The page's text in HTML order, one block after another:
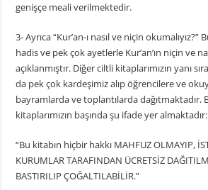
genişçe meali verilmektedir.
3- Ayrıca “Kur’an-ı nasıl ve niçin
hadis ve pek çok ayetlerle Kur’an’ın niçin ve
açıklanmıştır. Diğer ciltli kitaplarımızın yanı
da pek çok kardeşimiz alıp öğrencilere ve
bayramlarda ve toplantılarda dağıtmaktadır.
kitaplarımızın başında şu ifade yer almaktadır:
“Bu kitabın hiçbir hakkı MAHFUZ OLMAYIP,
KURUMLAR TARAFINDAN ÜCRETSİZ
BASTIRILIP ÇOĞALTILABİLİR.”